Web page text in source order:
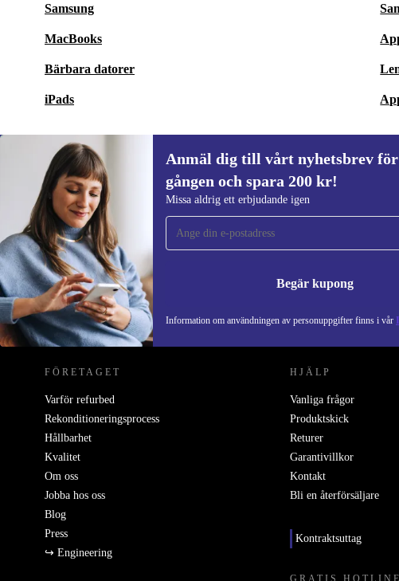
Samsung
MacBooks
Bärbara datorer
iPads
Anmäl dig till vårt nyhetsbrev
gången och spara 200 kr!
Missa aldrig ett erbjudande igen
Begär kupong
Information om användningen av personuppgifter finns i vår
Anmäl dig till vårt nyhetsbrev för första
gången och spara 200 kr!
Missa aldrig ett erbjudande igen.
REFURBED SVERIGE - RETHINK NEW.
FÖRETAGET
Varför refurbed
Rekonditioneringsprocess
Hållbarhet
Kvalitet
Om oss
Jobba hos oss
Blog
Press
↪ Engineering
HJÄLP
Vanliga frågor
Produktskick
Returer
Garantivillkor
Kontakt
Bli en återförsäljare
Kontraktsuttag
GRATIS HOTLINE